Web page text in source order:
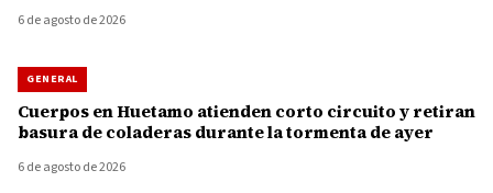
6 de agosto de 2026
GENERAL
Cuerpos en Huetamo atienden corto circuito y retiran
basura de coladeras durante la tormenta de ayer
6 de agosto de 2026